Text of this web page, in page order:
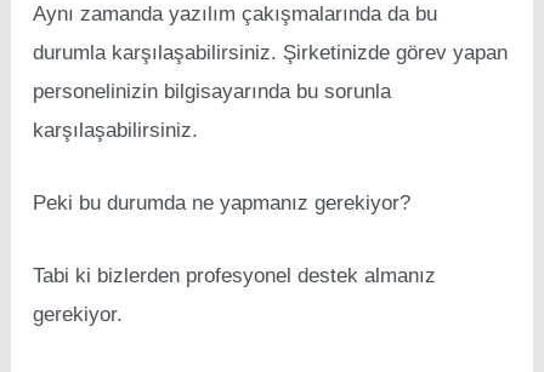
Aynı zamanda yazılım çakışmalarında da bu
durumla karşılaşabilirsiniz. Şirketinizde görev yapan
personelinizin bilgisayarında bu sorunla
karşılaşabilirsiniz.
Peki bu durumda ne yapmanız gerekiyor?
Tabi ki bizlerden profesyonel destek almanız
gerekiyor.